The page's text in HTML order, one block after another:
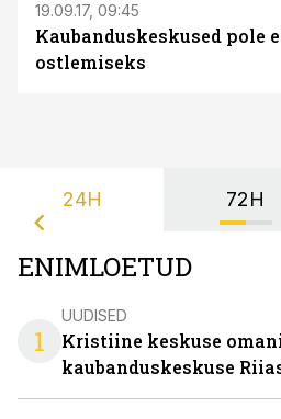
19.09.17, 09:45
Kaubanduskeskused pole
ostlemiseks
24H 72H
ENIMLOETUD
1
UUDISED
Kristiine keskuse
kaubanduskeskuse